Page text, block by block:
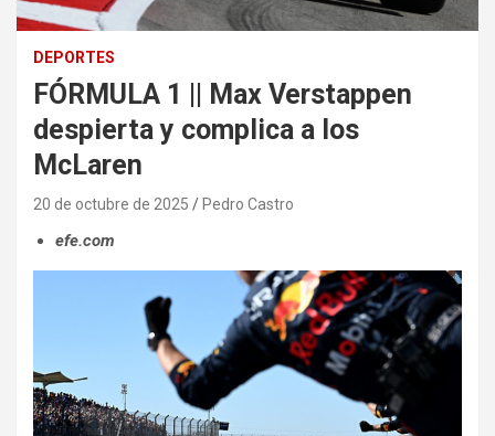
DEPORTES
FÓRMULA 1 || Max Verstappen
despierta y complica a los
McLaren
20 de octubre de 2025 Pedro Castro
efe.com